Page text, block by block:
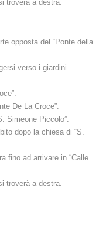
troverà a destra.
opposta del “Ponte della
verso i giardini
De La Croce”.
Simeone Piccolo”.
dopo la chiesa di “S.
fino ad arrivare in “Calle
troverà a destra.